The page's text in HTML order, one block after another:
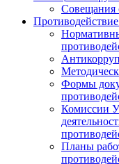
Совещания
Формы
Комиссии
Планы